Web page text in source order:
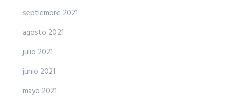
septiembre 2021
agosto 2021
julio 2021
junio 2021
mayo 2021